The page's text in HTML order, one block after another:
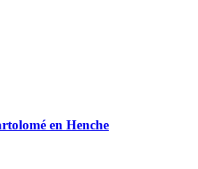
en Henche